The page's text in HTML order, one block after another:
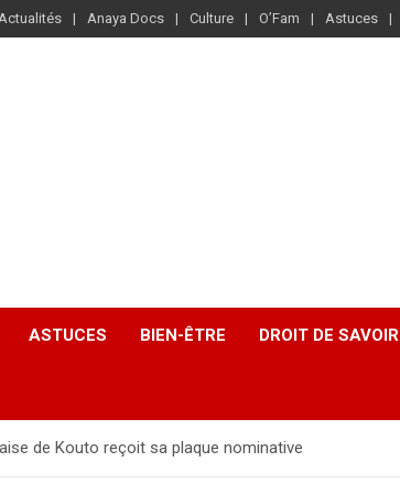
Anaya Docs Culture O’Fam Astuces
ASTUCES BIEN-ÊTRE DROIT DE SAVOIR
de Kouto reçoit sa plaque nominative